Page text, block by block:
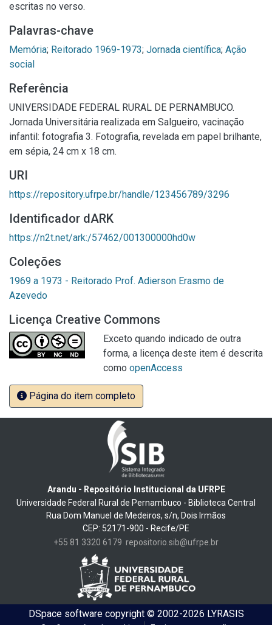
escritas no verso.
Palavras-chave
Memória; Reitorado 1969-1973; Jornada científica; Ação
social
Referência
UNIVERSIDADE FEDERAL RURAL DE PERNAMBUCO.
Jornada Universitária realizada em Salgueiro, vacinação
infantil: fotografia 3. Fotografia, revelada em papel brilhante,
em sépia, 24 cm x 18 cm.
URI
https://repository.ufrpe.br/handle/123456789/3296
Identificador dARK
https://n2t.net/ark:/57462/001300000hd0w
Coleções
1969 a 1973 - Reitorado Prof. Adierson Erasmo de
Azevedo
Licença Creative Commons
Exceto quando indicado de outra
forma, a licença deste item é descrita
como openAccess
Página do item completo
Arandu - Repositório Institucional da UFRPE
Universidade Federal Rural de Pernambuco - Biblioteca Central
Rua Dom Manuel de Medeiros, s/n, Dois Irmãos
CEP: 52171-900 - Recife/PE
+55 81 3320 6179 repositorio.sib@ufrpe.br
DSpace softwarecopyright © 2002-2026 LYRASIS